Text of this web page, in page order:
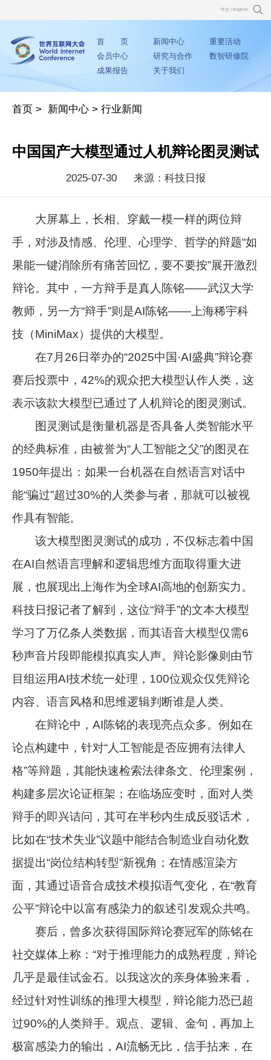
中文 / English
首 页 新闻中心
重要活动
会员中心
研究与合作
数智研修院
成果报告
关于我们
首页 > 新闻中心 >行业新闻
中国国产大模型通过人机辩论图灵测试
2025-07-30 来源：科技日报
大屏幕上，长相、穿戴一模一样的两位辩
手，对涉及情感、伦理、心理学、哲学的辩题“如
果能一键消除所有痛苦回忆，要不要按”展开激烈
辩论。其中，一方辩手是真人陈铭——武汉大学
教师，另一方“辩手”则是AI陈铭——上海稀宇科
技（MiniMax）提供的大模型。
在7月26日举办的“2025中国·AI盛典”辩论赛
赛后投票中，42%的观众把大模型认作人类，这
表示该款大模型已通过了人机辩论的图灵测试。
图灵测试是衡量机器是否具备人类智能水平
的经典标准，由被誉为“人工智能之父”的图灵在
1950年提出：如果一台机器在自然语言对话中
能“骗过”超过30%的人类参与者，那就可以被视
作具有智能。
该大模型图灵测试的成功，不仅标志着中国
在AI自然语言理解和逻辑思维方面取得重大进
展，也展现出上海作为全球AI高地的创新实力。
科技日报记者了解到，这位“辩手”的文本大模型
学习了万亿条人类数据，而其语音大模型仅需6
秒声音片段即能模拟真实人声。辩论影像则由节
目组运用AI技术统一处理，100位观众仅凭辩论
内容、语言风格和思维逻辑判断谁是人类。
在辩论中，AI陈铭的表现亮点众多。例如在
论点构建中，针对“人工智能是否应拥有法律人
格”等辩题，其能快速检索法律条文、伦理案例，
构建多层次论证框架；在临场应变时，面对人类
辩手的即兴诘问，其可在半秒内生成反驳话术，
比如在“技术失业”议题中能结合制造业自动化数
据提出“岗位结构转型”新视角；在情感渲染方
面，其通过语音合成技术模拟语气变化，在“教育
公平”辩论中以富有感染力的叙述引发观众共鸣。
赛后，曾多次获得国际辩论赛冠军的陈铭在
社交媒体上称：“对于推理能力的成熟程度，辩论
几乎是最佳试金石。以我这次的亲身体验来看，
经过针对性训练的推理大模型，辩论能力恐已超
过90%的人类辩手。观点、逻辑、金句，再加上
极富感染力的输出，AI流畅无比，信手拈来，在